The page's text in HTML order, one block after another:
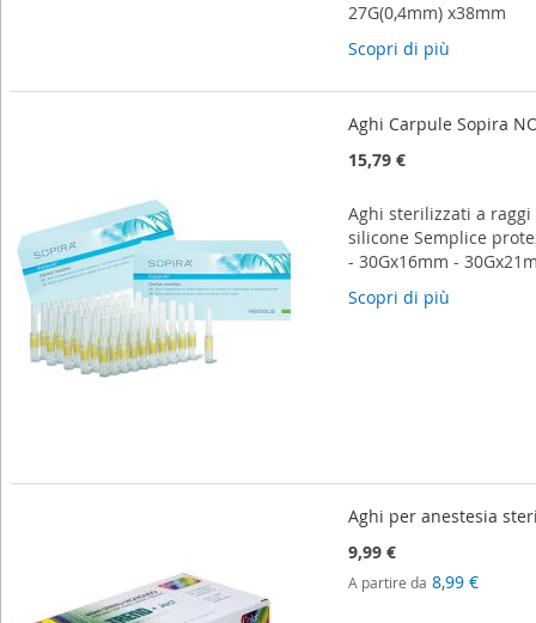
27G(0,4mm) x38mm
Scopri di più
Aghi Carpule Sopira
15,79 €
Aghi sterilizzati a
silicone Semplice
- 30Gx16mm -
Scopri di più
Aghi per anestesia
9,99 €
A partire da 8,99 €